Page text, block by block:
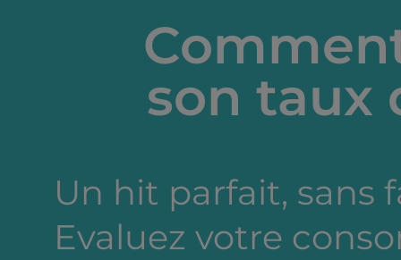
son taux
Un hit parfait, sans
Evaluez votre